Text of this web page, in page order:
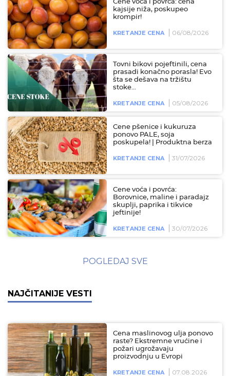
Cene voća i povrća: cena
kajsije niža, poskupeo
krompir!
KRETANJE CENA 06/08/2026
Tovni bikovi pojeftinili, cena
prasadi konačno porasla! Evo
šta se dešava na tržištu
stoke...
KRETANJE CENA 05/08/2026
Cene pšenice i kukuruza
ponovo PALE, soja
poskupela! | Produktna berza
KRETANJE CENA 31/07/2026
Cene voća i povrća:
Borovnice, maline i paradajz
skuplji, paprika i tikvice
jeftinije!
KRETANJE CENA 30/07/2026
POGLEDAJ SVE
NAJČITANIJE VESTI
Cena maslinovog ulja ponovo
raste? Ekstremne vrućine i
požari ugrožavaju
proizvodnju u Evropi
KRETANJE CENA 07.08.2026